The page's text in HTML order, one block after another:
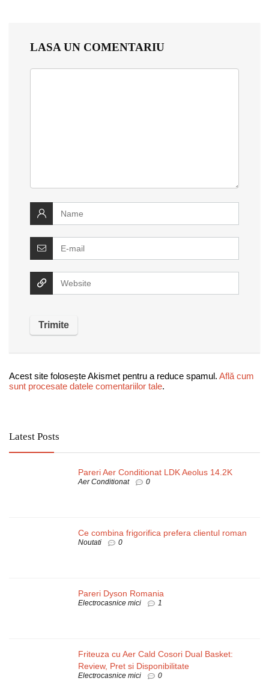
LASA UN COMENTARIU
Acest site folosește Akismet pentru a reduce spamul. Află cum
sunt procesate datele comentariilor tale.
Latest Posts
Pareri Aer Conditionat LDK Aeolus 14.2K
Aer Conditionat 0
Ce combina frigorifica prefera clientul roman
Noutati 0
Pareri Dyson Romania
Electrocasnice mici 1
Friteuza cu Aer Cald Cosori Dual Basket:
Review, Pret si Disponibilitate
Electrocasnice mici 0